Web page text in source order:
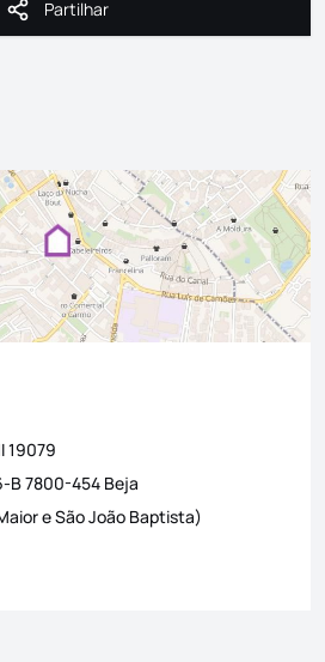
Partilhar
Partilhar
19079
B 7800-454 Beja
e São João Baptista)